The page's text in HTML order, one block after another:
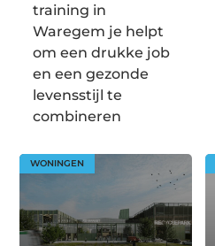
training in
Waregem je helpt
om een drukke job
en een gezonde
levensstijl te
combineren
WONINGEN